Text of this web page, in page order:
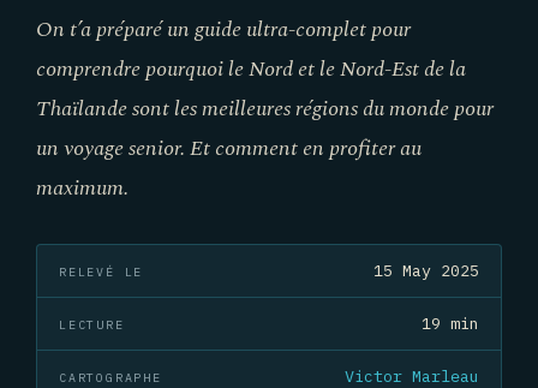
On t’a préparé un guide ultra-complet pour
comprendre pourquoi le Nord et le Nord-Est de la
Thaïlande sont les meilleures régions du monde pour
un voyage senior. Et comment en profiter au
maximum.
RELEVÉ LE 15 May 2025
LECTURE 19 min
CARTOGRAPHE Victor Marleau